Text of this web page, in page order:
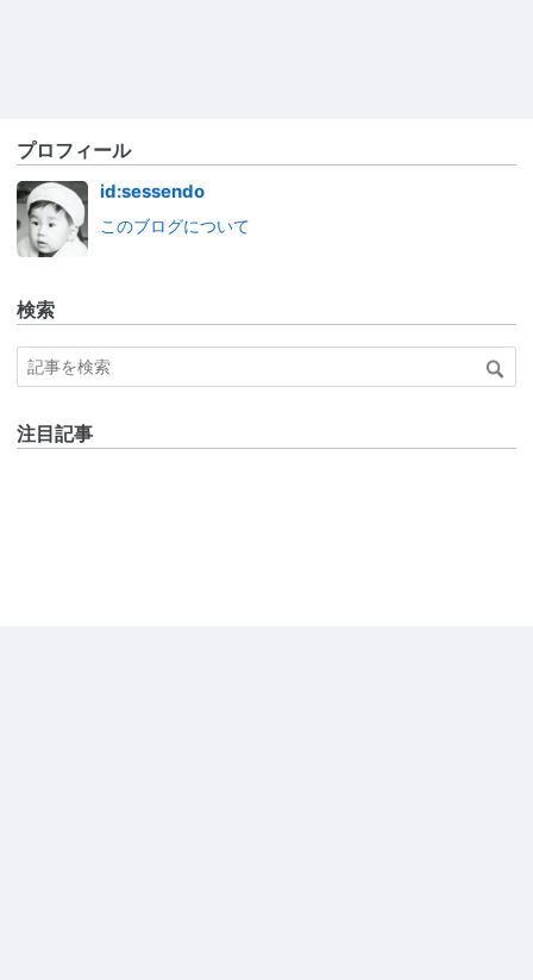
プロフィール
id:sessendo
このブログについて
検索
注目記事